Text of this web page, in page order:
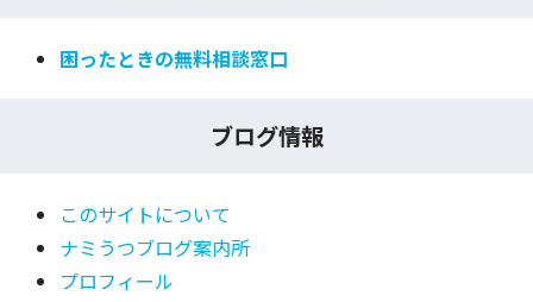
困ったときの無料相談窓口
ブログ情報
このサイトについて
ナミうつブログ案内所
プロフィール